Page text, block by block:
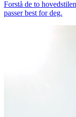
Forstå de to
passer best for deg.